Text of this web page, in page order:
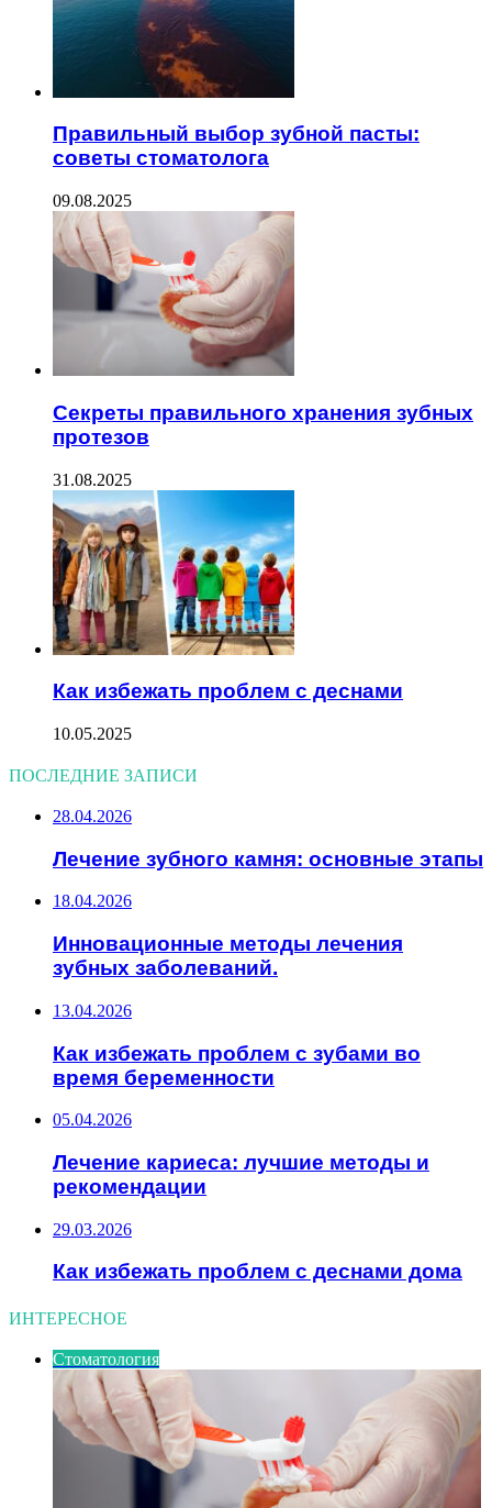
Правильный выбор зубной пасты:
советы стоматолога
09.08.2025
Секреты правильного хранения зубных
протезов
31.08.2025
Как избежать проблем с деснами
10.05.2025
ПОСЛЕДНИЕ ЗАПИСИ
28.04.2026
Лечение зубного камня: основные этапы
18.04.2026
Инновационные методы лечения
зубных заболеваний.
13.04.2026
Как избежать проблем с зубами во
время беременности
05.04.2026
Лечение кариеса: лучшие методы и
рекомендации
29.03.2026
Как избежать проблем с деснами дома
ИНТЕРЕСНОЕ
Стоматология